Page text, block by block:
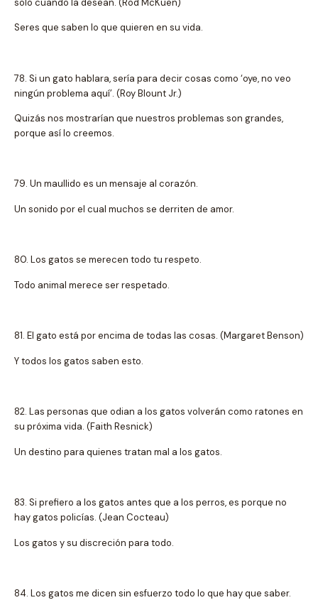
Seres que saben lo que quieren en su vida.
78. Si un gato hablara, sería para decir cosas como ‘oye, no veo
ningún problema aquí’. (Roy Blount Jr.)
Quizás nos mostrarían que nuestros problemas son grandes,
porque así lo creemos.
79. Un maullido es un mensaje al corazón.
Un sonido por el cual muchos se derriten de amor.
80. Los gatos se merecen todo tu respeto.
Todo animal merece ser respetado.
81. El gato está por encima de todas las cosas. (Margaret Benson)
Y todos los gatos saben esto.
82. Las personas que odian a los gatos volverán como ratones en
su próxima vida. (Faith Resnick)
Un destino para quienes tratan mal a los gatos.
83. Si prefiero a los gatos antes que a los perros, es porque no
hay gatos policías. (Jean Cocteau)
Los gatos y su discreción para todo.
84. Los gatos me dicen sin esfuerzo todo lo que hay que saber.